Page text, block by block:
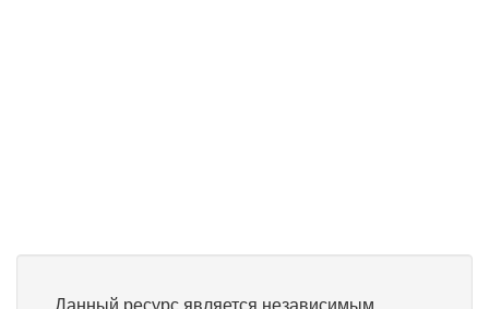
Данный ресурс является независимым